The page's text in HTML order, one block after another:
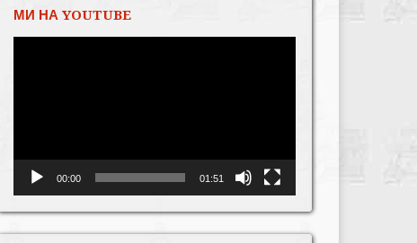
МИ НА YOUTUBE
00:00 01:51